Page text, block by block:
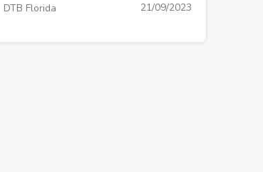
DTB Florida 21/09/2023